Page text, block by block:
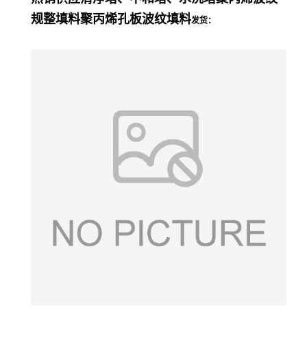
规整填料聚丙烯孔板波纹填料发货：